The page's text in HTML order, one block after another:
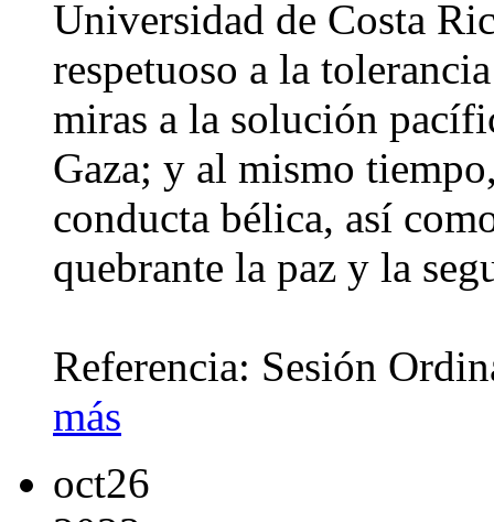
Universidad de Costa
respetuoso a la
miras a la solución
Gaza; y al mismo
conducta bélica, así
quebrante la paz y la
Referencia: Sesión
más
oct26